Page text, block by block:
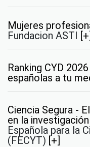
Mujeres
Fundacion ASTI [+]
Ranking CYD
españolas a tu
Ciencia Segura -
en la
Española para la
(FECYT) [+]